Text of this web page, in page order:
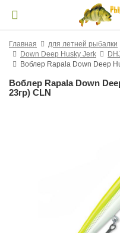
Главная для летней рыбалки
Down Deep Husky Jerk
Воблер Rapala Down Deep
Воблер Rapala Down
23гр) CLN